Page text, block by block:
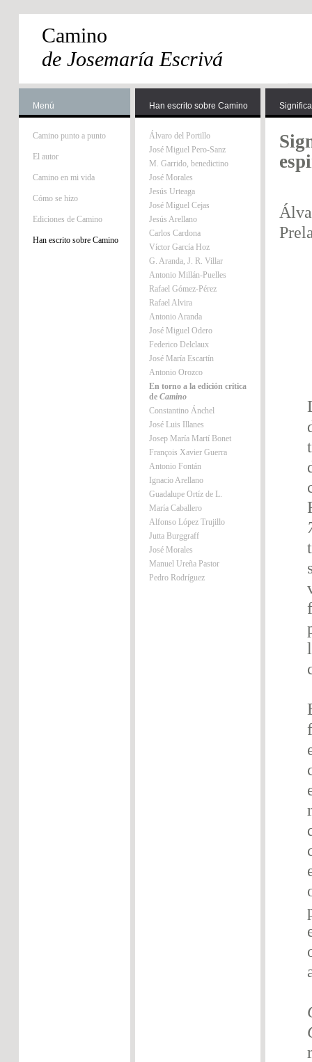
Camino
de Josemaría Escrivá
Menú
Camino punto a punto
El autor
Camino en mi vida
Cómo se hizo
Ediciones de Camino
Han escrito sobre Camino
Han escrito sobre Camino
Álvaro del Portillo
José Miguel Pero-Sanz
M. Garrido, benedictino
José Morales
Jesús Urteaga
José Miguel Cejas
Jesús Arellano
Carlos Cardona
Víctor García Hoz
G. Aranda, J. R. Villar
Antonio Millán-Puelles
Rafael Gómez-Pérez
Rafael Alvira
Antonio Aranda
José Miguel Odero
Federico Delclaux
José María Escartín
Antonio Orozco
En torno a la edición crítica
de Camino
Constantino Ánchel
José Luis Illanes
Josep María Martí Bonet
François Xavier Guerra
Antonio Fontán
Ignacio Arellano
Guadalupe Ortíz de L.
María Caballero
Alfonso López Trujillo
Jutta Burggraff
José Morales
Manuel Ureña Pastor
Pedro Rodríguez